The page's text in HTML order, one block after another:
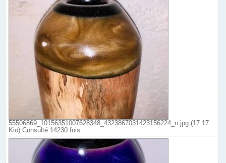
55506869_10156351007628348_4323867031423156224_n.jpg (17.17
Kio) Consulté 14230 fois